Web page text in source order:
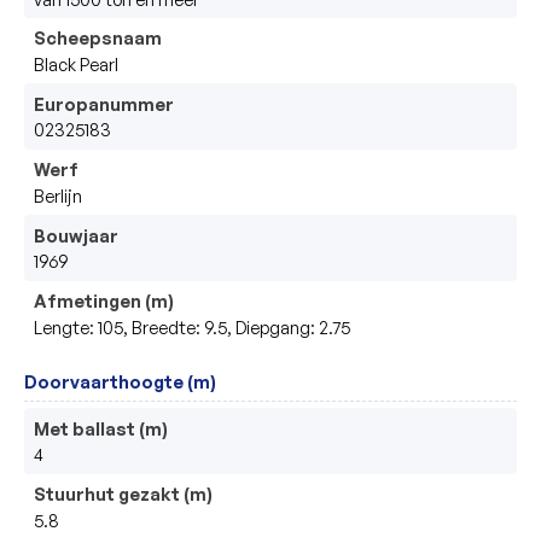
Scheepsnaam
Black Pearl
Europanummer
02325183
Werf
Berlijn
Bouwjaar
1969
Afmetingen (m)
Lengte: 105, Breedte: 9.5, Diepgang: 2.75
Doorvaarthoogte (m)
Met ballast (m)
4
Stuurhut gezakt (m)
5.8